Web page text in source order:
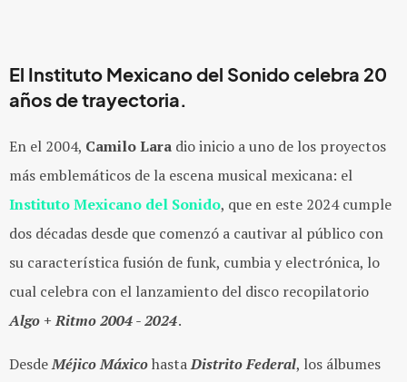
El Instituto Mexicano del Sonido celebra 20
años de trayectoria.
En el 2004, Camilo Lara dio inicio a uno de los proyectos
más emblemáticos de la escena musical mexicana: el
Instituto Mexicano del Sonido, que en este 2024 cumple
dos décadas desde que comenzó a cautivar al público con
su característica fusión de funk, cumbia y electrónica, lo
cual celebra con el lanzamiento del disco recopilatorio
Algo + Ritmo 2004 - 2024.
DesdeMéjico MáxicohastaDistrito Federal, los álbumes